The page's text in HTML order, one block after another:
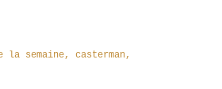
la semaine
casterman